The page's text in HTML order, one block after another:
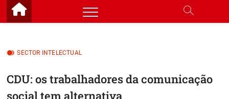
Skip
SECTOR INTELECTUAL
CDU: os trabalhadores da comunicação
social tem alternativa